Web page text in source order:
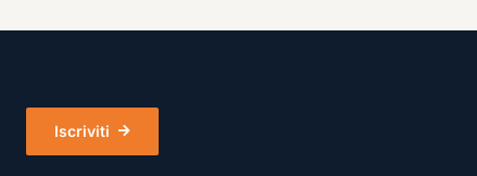
Iscriviti